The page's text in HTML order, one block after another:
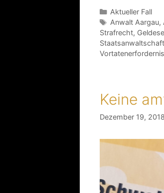
Aktueller Fall
Anwalt Aargau,
Strafrecht,
Staatsanwaltschaft
Vortatenerfordernis
Keine
Dezember 19, 2018